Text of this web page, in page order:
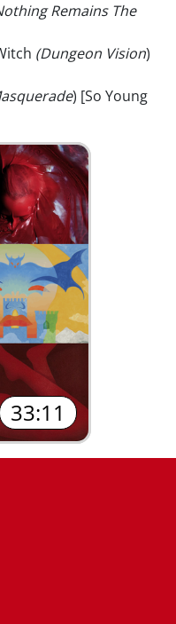
Remains The
(Dungeon Vision)
) [So Young
33:11